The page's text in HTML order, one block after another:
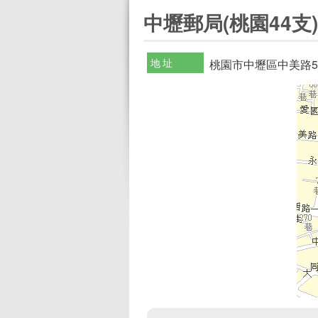
中壢郵局(桃園44支)
地址 桃園市中壢區中美路